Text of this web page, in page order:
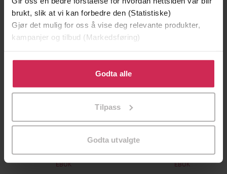
brukt, slik at vi kan forbedre den (Statistiske)
Gjør det mulig for oss å vise deg relevante produkter,
kampanjer og tilbud (Markedsføring)
Klikk på «Godta alle» for å gi oss ditt samtykke til å
bruke cookies for alle disse formålene. Du kan også
tilpasse ditt samtykke til spesifikke formål ved å klikke
Godta alle
Tilpass
Godta utvalgte
129,-
Jo Nesbø
EBOK
129,-
Jørn Lier Horst
EBOK